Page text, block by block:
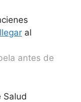
al
antes de
Salud